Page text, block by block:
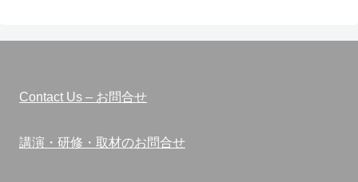
Contact Us – お問合せ
講演・研修・取材のお問合せ